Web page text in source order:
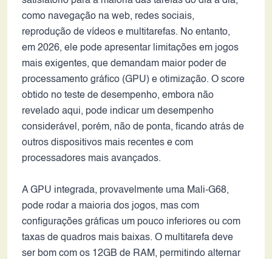
como navegação na web, redes sociais,
reprodução de vídeos e multitarefas. No entanto,
em 2026, ele pode apresentar limitações em jogos
mais exigentes, que demandam maior poder de
processamento gráfico (GPU) e otimização. O score
obtido no teste de desempenho, embora não
revelado aqui, pode indicar um desempenho
considerável, porém, não de ponta, ficando atrás de
outros dispositivos mais recentes e com
processadores mais avançados.
A GPU integrada, provavelmente uma Mali-G68,
pode rodar a maioria dos jogos, mas com
configurações gráficas um pouco inferiores ou com
taxas de quadros mais baixas. O multitarefa deve
ser bom com os 12GB de RAM, permitindo alternar